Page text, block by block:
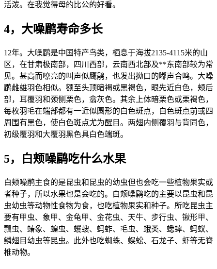
活泼。在我觉得母的比公的好看。
4，大噪鹛寿命多长
12年。大噪鹛是中国特产鸟类，栖息于海拔2135-4115米的山
区，在甘肃极南部，四川西部，云南西北部及**东南部较为常
见。甚高而嘹亮的叫声似鹰鹃，也发出拗口的嘟声合鸣。大噪
鹛雌雄羽色相似。额至头顶暗褐或黑褐色，眼先近白色，颊后
部，耳覆羽和颈侧栗色，翕灰色。其余上体暗栗色或栗褐色，
每枚羽毛在端部都有一近似圆形的白色斑点，白色斑点前或四
周围有黑色，使白色斑点尤为醒目。两翅内侧覆羽与背同色，
初级覆羽和大覆羽黑色具白色端斑。
5，白颊噪鹛吃什么水果
白颊噪鹛主食的是昆虫和昆虫的幼虫但也会吃一些植物果实或
者种子，所以水果也是会吃的。白颊噪鹛吃的主要以昆虫和昆
虫幼虫等动物性食物为食，也吃植物果实和种子。所吃昆虫主
要有甲虫、象甲、金龟甲、金花虫、天牛、步行虫、锹形甲、
瓢虫、蝽象、蝗虫、蠼螋、蚂蚱、毛虫、蛾类、蟋蟀、蚂蚁、
鳞翅目幼虫等昆虫。此外也吃蜘蛛、蜈蚣、石龙子、虾等无脊
椎动物。